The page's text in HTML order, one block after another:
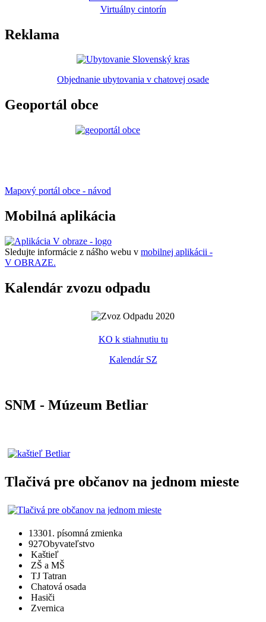
Virtuálny cintorín
Reklama
Objednanie ubytovania v chatovej osade
Geoportál obce
Mapový portál obce - návod
Mobilná aplikácia
Sledujte informácie z nášho webu v mobilnej aplikácii -
V OBRAZE.
Kalendár zvozu odpadu
KO k stiahnutiu tu
Kalendár SZ
SNM - Múzeum Betliar
Tlačivá pre občanov na jednom mieste
13301. písomná zmienka
927Obyvateľstvo
Kaštieľ
ZŠ a MŠ
TJ Tatran
Chatová osada
Hasiči
Zvernica